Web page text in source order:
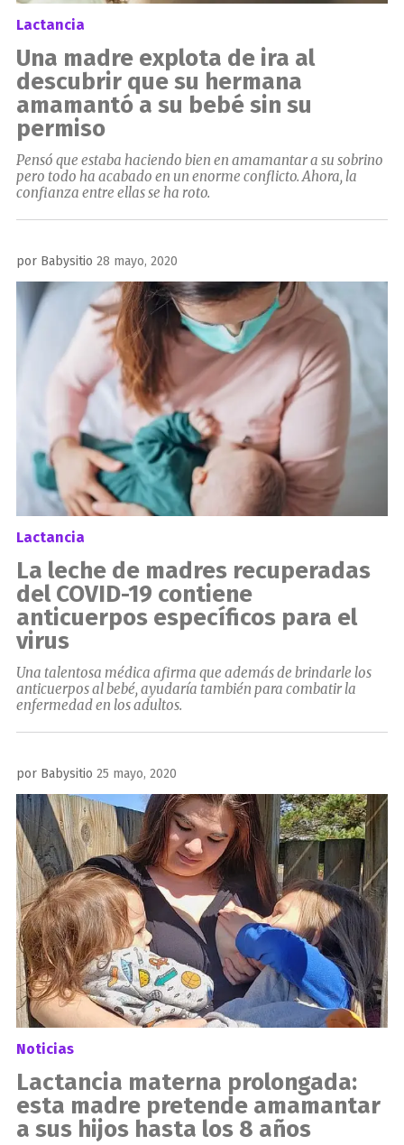
Lactancia
Una madre explota de ira al
descubrir que su hermana
amamantó a su bebé sin su
permiso
Pensó que estaba haciendo bien en amamantar a su sobrino
pero todo ha acabado en un enorme conflicto. Ahora, la
confianza entre ellas se ha roto.
por Babysitio Publicado
el
28 mayo, 2020
Lactancia
La leche de madres recuperadas
del COVID-19 contiene
anticuerpos específicos para el
virus
Una talentosa médica afirma que además de brindarle los
anticuerpos al bebé, ayudaría también para combatir la
enfermedad en los adultos.
por Babysitio Publicado
el
25 mayo, 2020
Noticias
Lactancia materna prolongada:
esta madre pretende amamantar
a sus hijos hasta los 8 años